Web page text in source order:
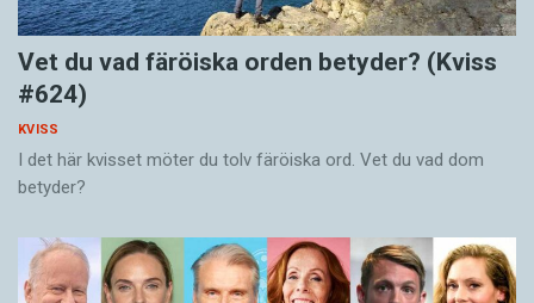
Vet du vad färöiska orden betyder? (Kviss
#624)
KVISS
I det här kvisset möter du tolv färöiska ord. Vet du vad dom
betyder?